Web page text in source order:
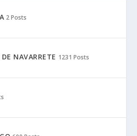
2 Posts
NAVARRETE 1231 Posts